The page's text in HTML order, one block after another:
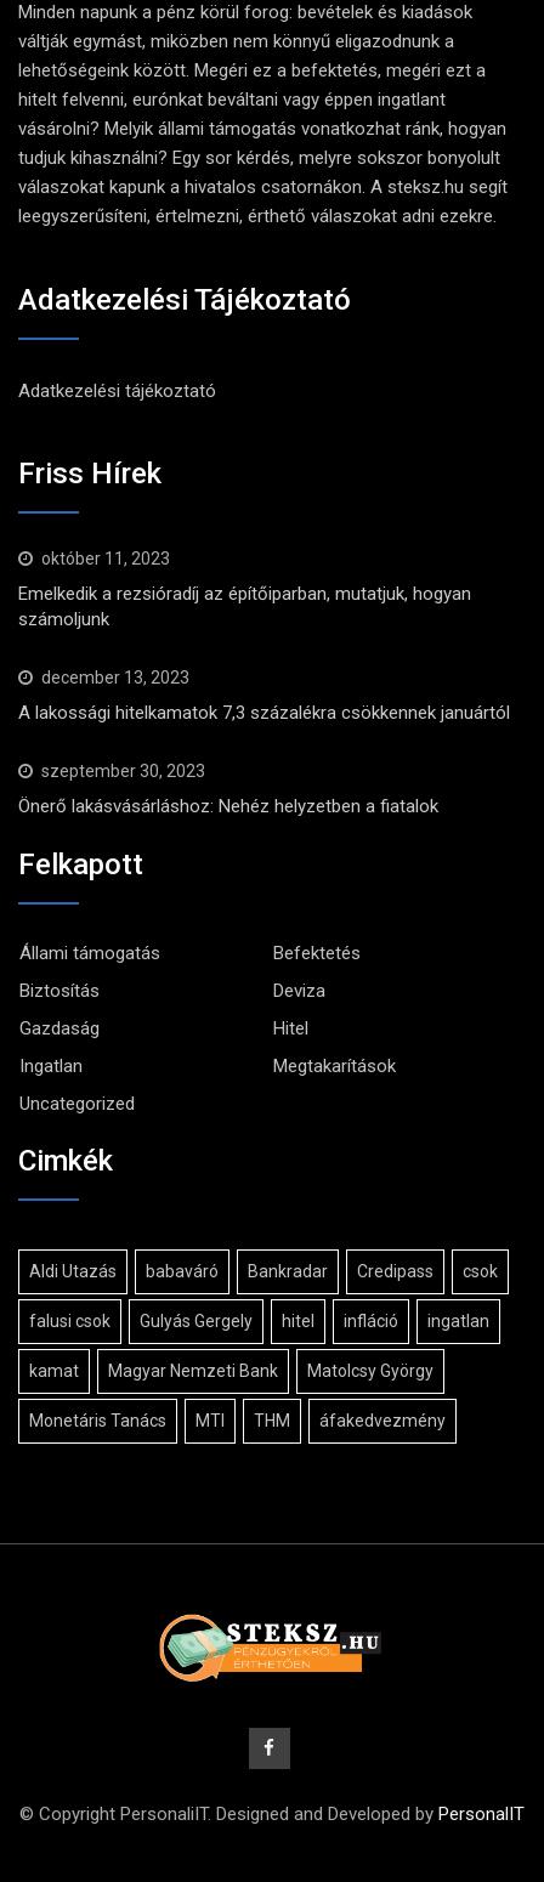
Minden napunk a pénz körül forog: bevételek és kiadások
váltják egymást, miközben nem könnyű eligazodnunk a
lehetőségeink között. Megéri ez a befektetés, megéri ezt a
hitelt felvenni, eurónkat beváltani vagy éppen ingatlant
vásárolni? Melyik állami támogatás vonatkozhat ránk, hogyan
tudjuk kihasználni? Egy sor kérdés, melyre sokszor bonyolult
válaszokat kapunk a hivatalos csatornákon. A steksz.hu segít
leegyszerűsíteni, értelmezni, érthető válaszokat adni ezekre.
Adatkezelési Tájékoztató
Adatkezelési tájékoztató
Friss Hírek
október 11, 2023
Emelkedik a rezsióradíj az építőiparban, mutatjuk, hogyan
számoljunk
december 13, 2023
A lakossági hitelkamatok 7,3 százalékra csökkennek januártól
szeptember 30, 2023
Önerő lakásvásárláshoz: Nehéz helyzetben a fiatalok
Felkapott
Állami támogatás
Befektetés
Biztosítás
Deviza
Gazdaság
Hitel
Ingatlan
Megtakarítások
Uncategorized
Cimkék
Aldi Utazás babaváró Bankradar Credipass csok
falusi csok Gulyás Gergely hitel infláció ingatlan
kamat Magyar Nemzeti Bank Matolcsy György
Monetáris Tanács MTI THM áfakedvezmény
© Copyright PersonaliIT. Designed and Developed by PersonalIT